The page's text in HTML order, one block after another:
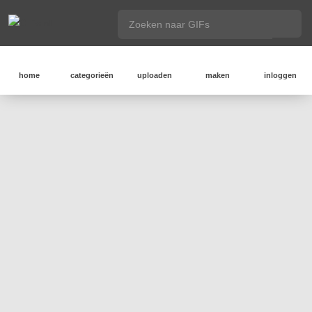
home categorieën uploaden maken inloggen